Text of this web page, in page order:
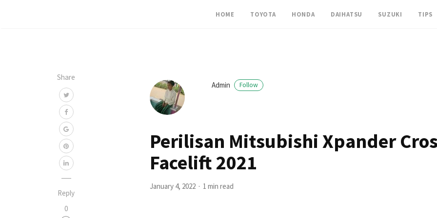
HOME TOYOTA HONDA DAIHATSU SUZUKI TIPS
Share
Reply
0
Admin Follow
Perilisan Mitsubishi Xpander
Facelift 2021
January 4, 2022 1 min read